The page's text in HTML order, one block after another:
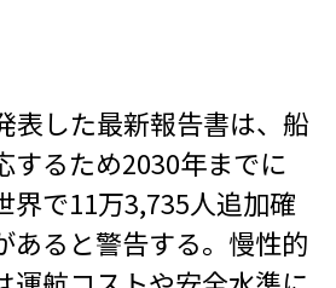
表した最新報告書は、船
するため2030年までに
界で11万3,735人追加確
あると警告する。慢性的